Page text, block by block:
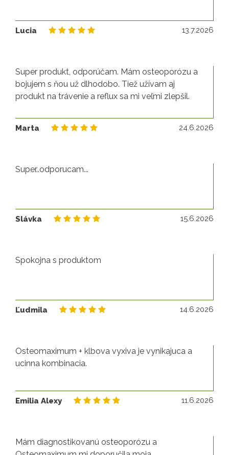
Lucia 13.7.2026
Super produkt, odporúčam. Mám osteoporózu a
bojujem s ňou už dlhodobo. Tiež užívam aj
produkt na trávenie a reflux sa mi veľmi zlepšil.
Marta 24.6.2026
Super..odporucam...
Slávka 15.6.2026
Spokojna s produktom
Ľudmila 14.6.2026
Osteomaximum + klbova vyxiva je vynikajuca a
ucinna kombinacia.
Emilia Alexy 11.6.2026
Mám diagnostikovanú osteoporózu a